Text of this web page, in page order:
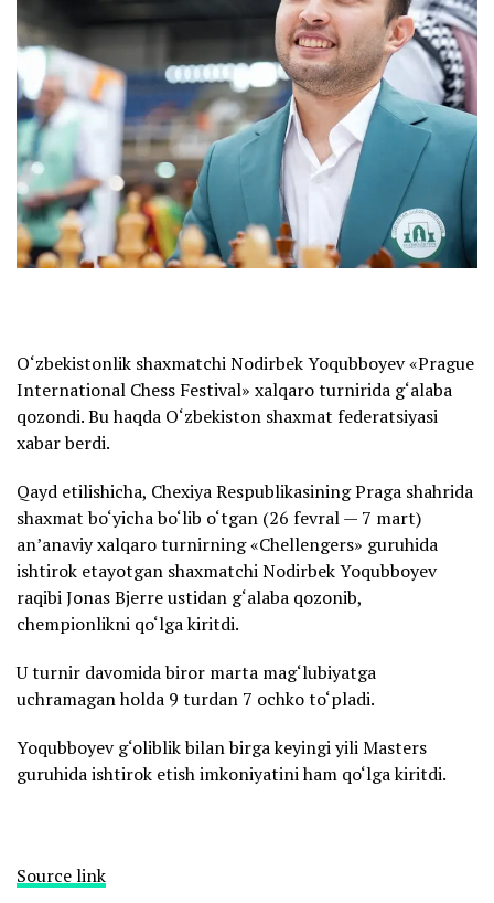
O‘zbekistonlik shaxmatchi Nodirbek Yoqubboyev «Prague
International Chess Festival» xalqaro turnirida g‘alaba
qozondi. Bu haqda O‘zbekiston shaxmat federatsiyasi
xabar berdi.
Qayd etilishicha, Chexiya Respublikasining Praga shahrida
shaxmat bo‘yicha bo‘lib o‘tgan (26 fevral — 7 mart)
an’anaviy xalqaro turnirning «Chellengers» guruhida
ishtirok etayotgan shaxmatchi Nodirbek Yoqubboyev
raqibi Jonas Bjerre ustidan g‘alaba qozonib,
chempionlikni qo‘lga kiritdi.
U turnir davomida biror marta mag‘lubiyatga
uchramagan holda 9 turdan 7 ochko to‘pladi.
Yoqubboyev g‘oliblik bilan birga keyingi yili Masters
guruhida ishtirok etish imkoniyatini ham qo‘lga kiritdi.
Source link